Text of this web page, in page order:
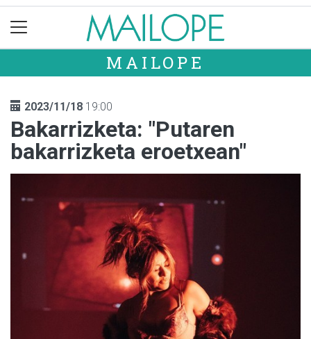
MAILOPE
2023/11/18 19:00
Bakarrizketa: "Putaren
bakarrizketa eroetxean"